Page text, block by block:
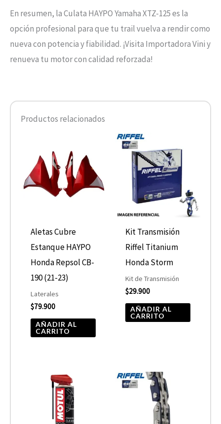
En resumen, la Culata HAYPO Yamaha XTZ-125 es la
opción profesional para que tu trail vuelva a rendir como
nueva con potencia y fiabilidad. ¡Visita Importadora Vini y
renueva tu motor con calidad reforzada!
Productos relacionados
Aletas Cubre
Estanque HAYPO
Honda Repsol CB-
190 (21-23)
Laterales
$79.900
AÑADIR AL
CARRITO
Kit Transmisión
Riffel Titanium
Honda Storm
Kit de Transmisión
$29.900
AÑADIR AL
CARRITO